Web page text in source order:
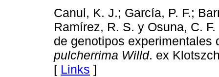
Canul, K. J.; García, P. F.;
Ramírez, R. S. y Osuna, C.
de genotipos experimentales
pulcherrima Willd. ex
[ Links ]